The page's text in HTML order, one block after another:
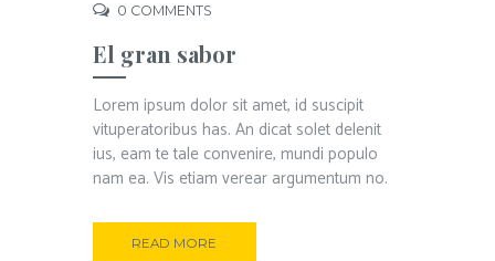
0 COMMENTS
El gran sabor
Lorem ipsum dolor sit amet, id suscipit
vituperatoribus has. An dicat solet delenit
ius, eam te tale convenire, mundi populo
nam ea. Vis etiam verear argumentum no.
READ MORE